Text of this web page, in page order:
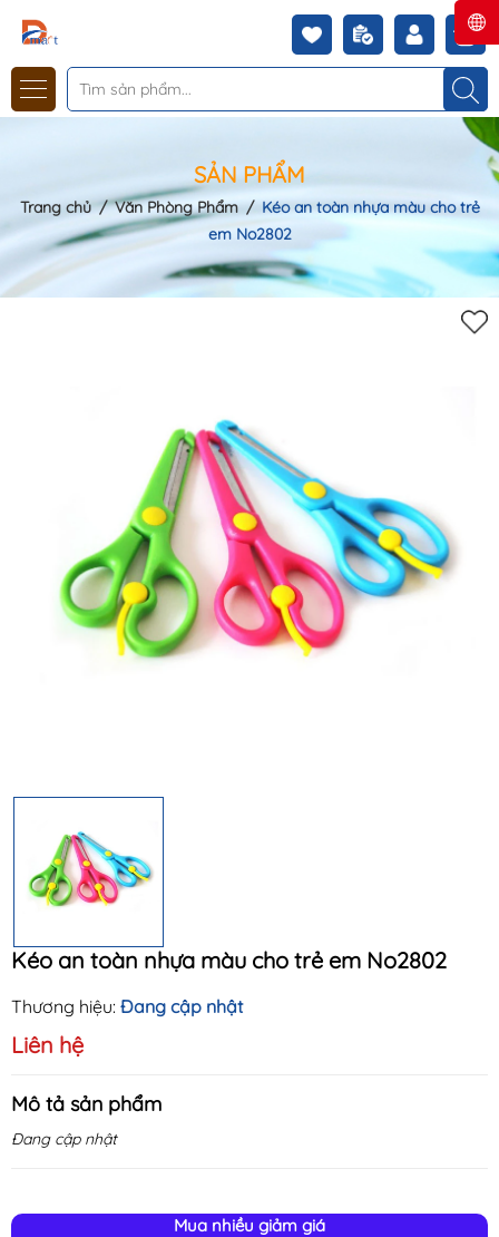
SẢN PHẨM
Trang chủ / Văn Phòng Phẩm / Kéo an toàn nhựa màu cho trẻ
em No2802
Kéo an toàn nhựa màu cho trẻ em No2802
Thương hiệu: Đang cập nhật
Liên hệ
Mô tả sản phẩm
Đang cập nhật
Mua nhiều giảm giá